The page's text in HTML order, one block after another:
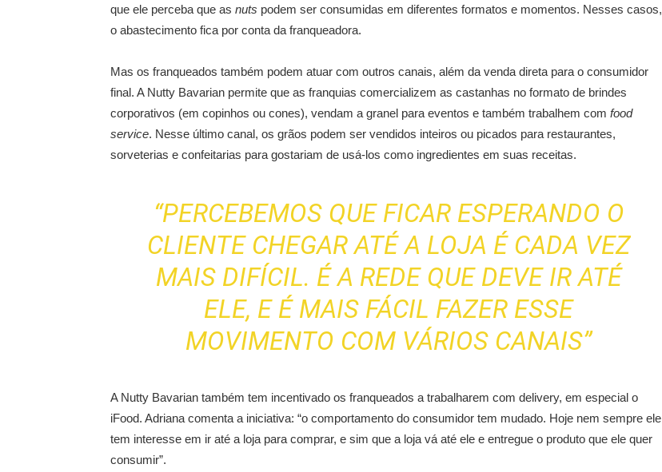
que ele perceba que as nuts podem ser consumidas em diferentes formatos e momentos. Nesses casos,
o abastecimento fica por conta da franqueadora.
Mas os franqueados também podem atuar com outros canais, além da venda direta para o consumidor
final. A Nutty Bavarian permite que as franquias comercializem as castanhas no formato de brindes
corporativos (em copinhos ou cones), vendam a granel para eventos e também trabalhem com food
service. Nesse último canal, os grãos podem ser vendidos inteiros ou picados para restaurantes,
sorveterias e confeitarias para gostariam de usá-los como ingredientes em suas receitas.
“PERCEBEMOS QUE FICAR ESPERANDO O
CLIENTE CHEGAR ATÉ A LOJA É CADA VEZ
MAIS DIFÍCIL. É A REDE QUE DEVE IR ATÉ
ELE, E É MAIS FÁCIL FAZER ESSE
MOVIMENTO COM VÁRIOS CANAIS”
A Nutty Bavarian também tem incentivado os franqueados a trabalharem com delivery, em especial o
iFood. Adriana comenta a iniciativa: “o comportamento do consumidor tem mudado. Hoje nem sempre ele
tem interesse em ir até a loja para comprar, e sim que a loja vá até ele e entregue o produto que ele quer
consumir”.